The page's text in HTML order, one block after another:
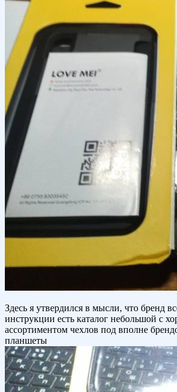
Здесь я утвердился в мысли, что бренд
инструкции есть каталог небольшой с
ассортиментом чехлов под вполне
планшеты